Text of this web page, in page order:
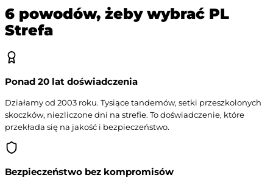
6 powodów, żeby wybrać PL
Strefa
Ponad 20 lat doświadczenia
Działamy od 2003 roku. Tysiące tandemów, setki przeszkolonych
skoczków, niezliczone dni na strefie. To doświadczenie, które
przekłada się na jakość i bezpieczeństwo.
Bezpieczeństwo bez kompromisów